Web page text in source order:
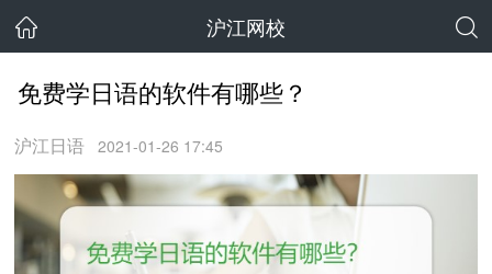
沪江网校
免费学日语的软件有哪些？
沪江日语 2021-01-26 17:45